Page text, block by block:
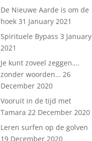
De Nieuwe Aarde is om de
hoek 31 January 2021
Spirituele Bypass 3 January
2021
Je kunt zoveel zeggen….
zonder woorden… 26
December 2020
Vooruit in de tijd met
Tamara 22 December 2020
Leren surfen op de golven
19 December 2020